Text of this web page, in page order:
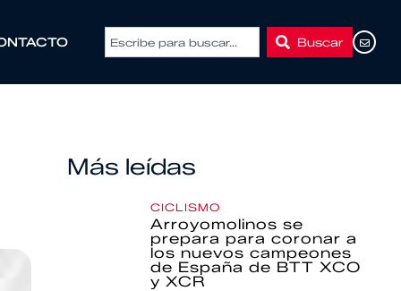
Buscar
Más leídas
CICLISMO
Arroyomolinos se
prepara para coronar a
los nuevos campeones
de España de BTT XCO
y XCR